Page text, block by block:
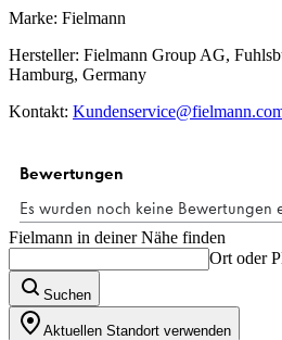
Marke: Fielmann
Hersteller: Fielmann Group AG,
Hamburg, Germany
Kontakt:
Fielmann in deiner Nähe finden
Ort oder
Suchen
Aktuellen Standort verwenden